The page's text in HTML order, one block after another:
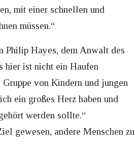
mit einer schnellen und
müssen.“
Philip Hayes, dem Anwalt des
hier ist nicht ein Haufen
von Kindern und jungen
ein großes Herz haben und
werden sollte.“
gewesen, andere Menschen zu